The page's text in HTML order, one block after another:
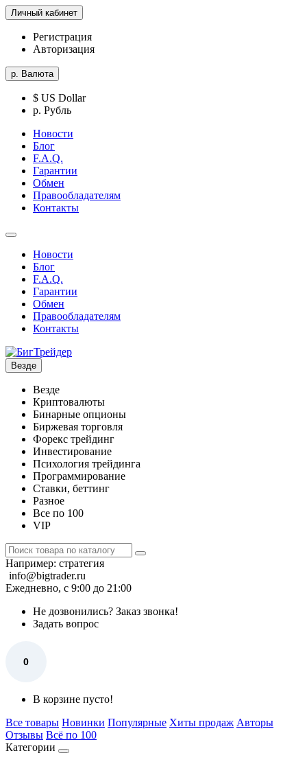
Личный кабинет
Регистрация
Авторизация
р. Валюта
$ US Dollar
р. Рубль
Новости
Блог
F.A.Q.
Гарантии
Обмен
Правообладателям
Контакты
Новости
Блог
F.A.Q.
Гарантии
Обмен
Правообладателям
Контакты
Везде
Везде
Криптовалюты
Бинарные опционы
Биржевая торговля
Форекс трейдинг
Инвестирование
Психология трейдинга
Программирование
Ставки, беттинг
Разное
Все по 100
VIP
Например: стратегия
info@bigtrader.ru
Ежедневно, с 9:00 до 21:00
Не дозвонились? Заказ звонка!
Задать вопрос
0
В корзине пусто!
Все товары Новинки Популярные Хиты продаж Авторы
Отзывы Всё по 100
Категории